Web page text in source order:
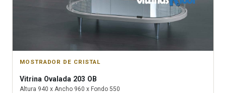
MOSTRADOR DE CRISTAL
Vitrina Ovalada 203 OB
Altura 940 x Ancho 960 x Fondo 550